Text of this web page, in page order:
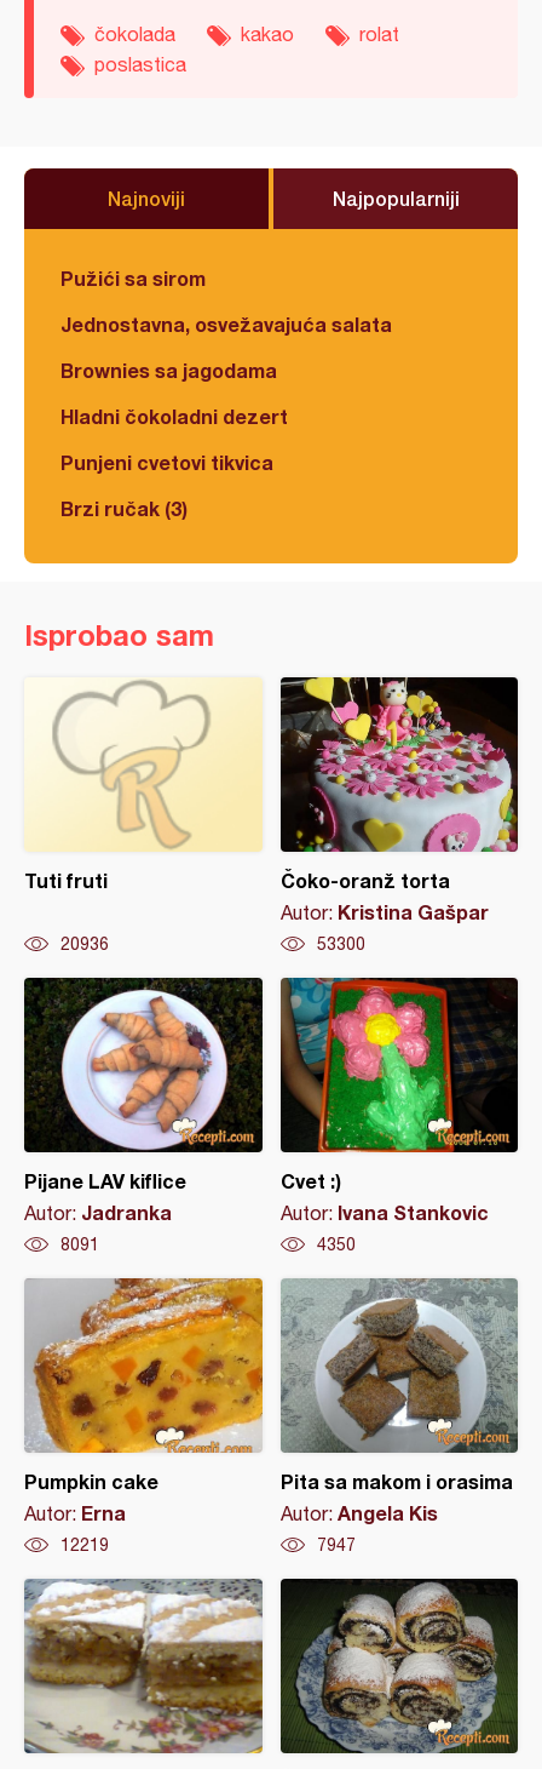
čokolada kakao
rolat
poslastica
Najnoviji Najpopularniji
Pužići sa sirom
Jednostavna, osvežavajuća salata
Brownies sa jagodama
Hladni čokoladni dezert
Punjeni cvetovi tikvica
Brzi ručak (3)
Isprobao sam
Tuti fruti
20936
Čoko-oranž torta
Autor: Kristina Gašpar
53300
Pijane LAV kiflice
Autor: Jadranka
8091
Cvet :)
Autor: Ivana Stankovic
4350
Pumpkin cake
Autor: Erna
12219
Pita sa makom i orasima
Autor: Angela Kis
7947